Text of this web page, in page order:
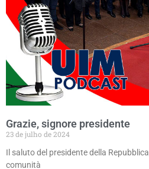
Grazie, signore presidente
23 de julho de 2024
Il saluto del presidente della
comunità